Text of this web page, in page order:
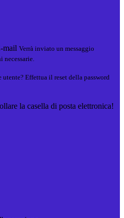
mail Verrà inviato un messaggio
Effettua il reset della password
la casella di posta elettronica!